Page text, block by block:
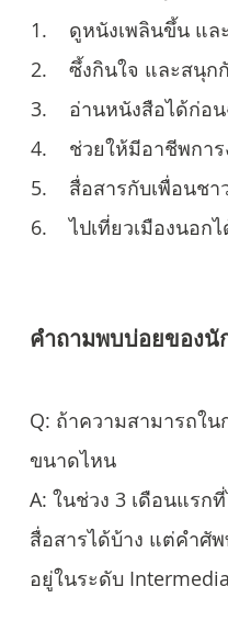
1. ดูหนังเพลินขึ้น และ
2. ซึ้งกินใจ และสนุกกั
3. อ่านหนังสือได้ก่อ
4. ช่วยให้มีอาชีพการ
5. สื่อสารกับเพื่อนชา
6. ไปเที่ยวเมืองนอก
คำถามพบบ่อยของนั
Q: ถ้าความสามารถใ
ขนาดไหน
A: ในช่วง 3 เดือนแรก
สื่อสารได้บ้าง แต่คำศั
อยู่ในระดับ